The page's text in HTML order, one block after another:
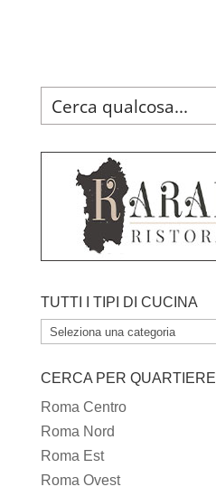
TUTTI I TIPI DI CUCINA
TUTTI
TIPI
DI
CUCINA
CERCA PER QUARTIERE
Roma Centro
Roma Nord
Roma Est
Roma Ovest